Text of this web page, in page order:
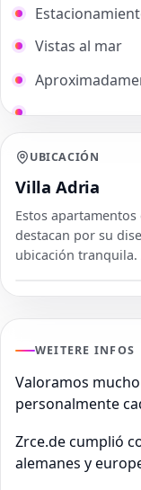
Vistas al mar
UBICACIÓN
Villa Adria
Estos
destacan por su
ubicación tranquila.
WEITERE INFOS
Valoramos
personalmente
Zrce.de cumplió
alemanes y